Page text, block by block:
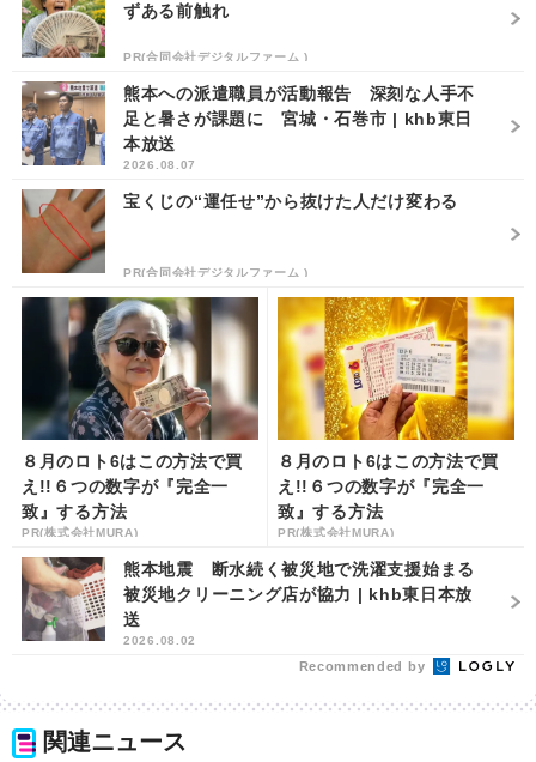
ずある前触れ
PR(合同会社デジタルファーム )
熊本への派遣職員が活動報告 深刻な人手不
足と暑さが課題に 宮城・石巻市 | khb東日
本放送
2026.08.07
宝くじの“運任せ”から抜けた人だけ変わる
PR(合同会社デジタルファーム )
８月のロト6はこの方法で買
え!!６つの数字が『完全一
致』する方法
PR(株式会社MURA)
８月のロト6はこの方法で買
え!!６つの数字が『完全一
致』する方法
PR(株式会社MURA)
熊本地震 断水続く被災地で洗濯支援始まる
被災地クリーニング店が協力 | khb東日本放
送
2026.08.02
Recommended by
関連ニュース